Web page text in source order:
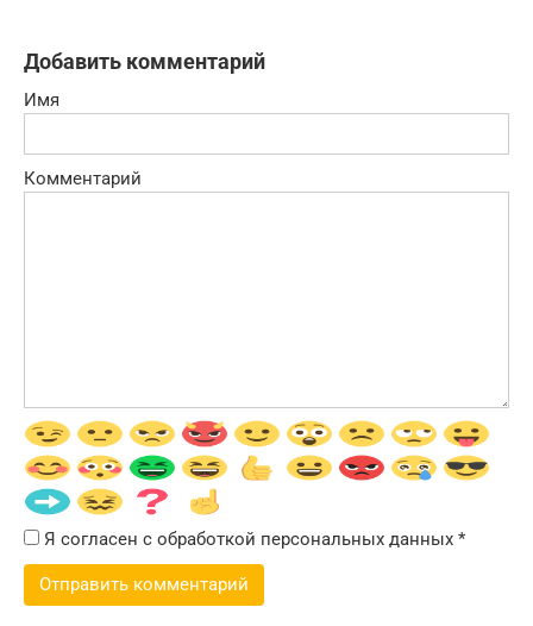
Добавить комментарий
Имя
Комментарий
Я согласен с обработкой персональных данных *